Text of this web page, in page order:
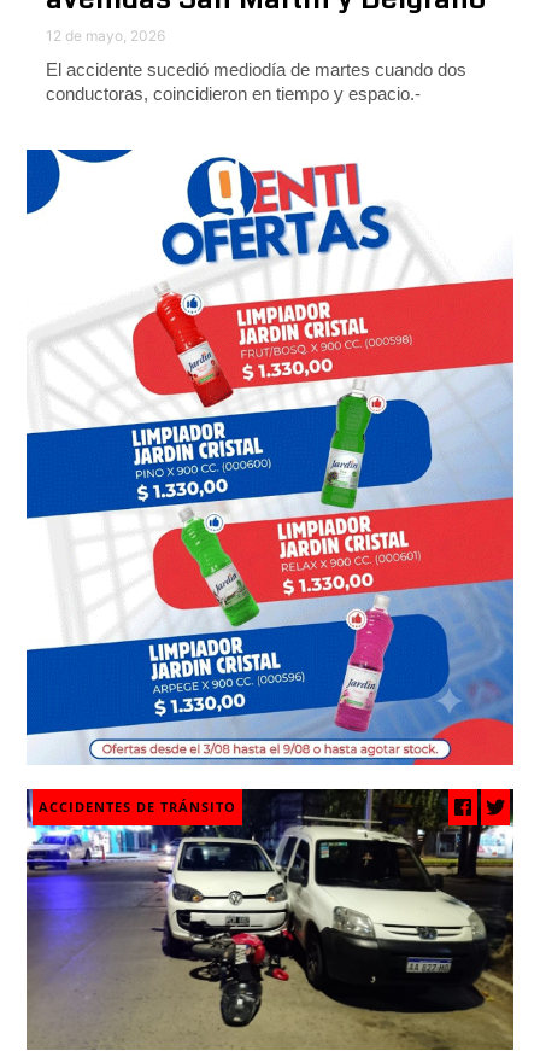
12 de mayo, 2026
El accidente sucedió mediodía de martes cuando dos
conductoras, coincidieron en tiempo y espacio.-
ACCIDENTES DE TRÁNSITO